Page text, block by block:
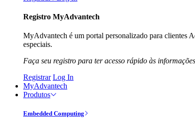
Registro MyAdvantech
MyAdvantech é um portal personalizado para clientes
especiais.
Faça seu registro para ter acesso rápido às
Registrar Log In
MyAdvantech
Produtos
Embedded Computing